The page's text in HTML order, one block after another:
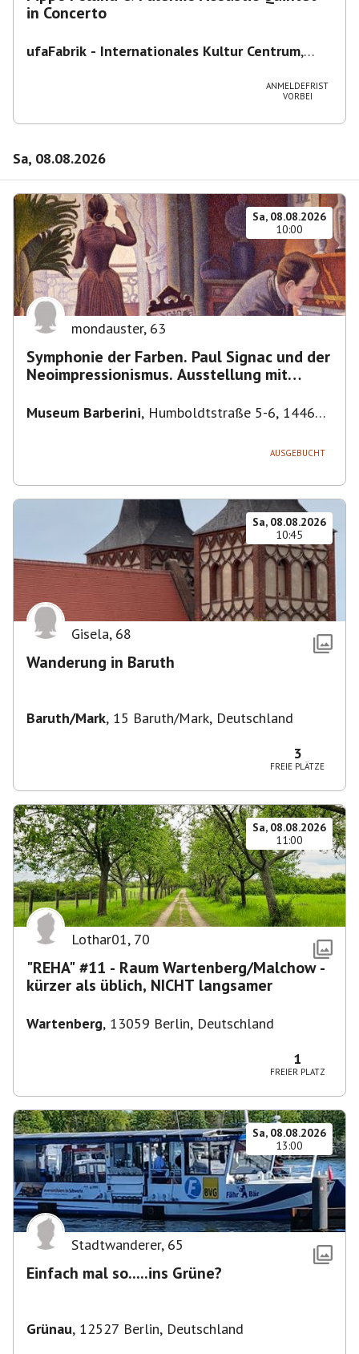
in Concerto
ufaFabrik - Internationales Kultur Centrum,
ANMELDEFRIST
VORBEI
Sa, 08.08.2026
Sa, 08.08.2026
10:00
mondauster, 63
Symphonie der Farben. Paul Signac und der
Neoimpressionismus. Ausstellung mit
Museum Barberini, Humboldtstraße 5-6, 14467
AUSGEBUCHT
Sa, 08.08.2026
10:45
Gisela, 68
Wanderung in Baruth
Baruth/Mark, 15 Baruth/Mark, Deutschland
3
FREIE PLÄTZE
Sa, 08.08.2026
11:00
Lothar01, 70
"REHA" #11 - Raum Wartenberg/Malchow -
kürzer als üblich, NICHT langsamer
Wartenberg, 13059 Berlin, Deutschland
1
FREIER PLATZ
Sa, 08.08.2026
13:00
Stadtwanderer, 65
Einfach mal so.....ins Grüne?
Grünau, 12527 Berlin, Deutschland